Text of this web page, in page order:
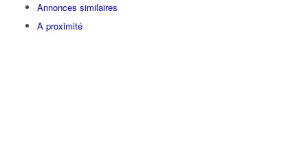
Annonces similaires
A proximité